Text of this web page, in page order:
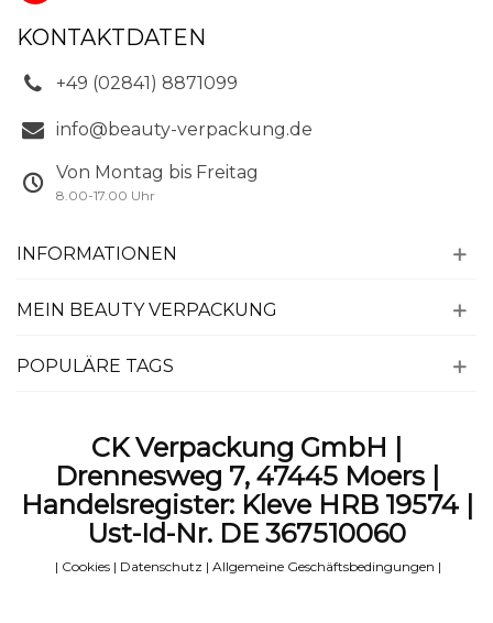
KONTAKTDATEN
+49 (02841) 8871099
info@beauty-verpackung.de
Von Montag bis Freitag
8.00-17.00 Uhr
INFORMATIONEN
MEIN BEAUTY VERPACKUNG
POPULÄRE TAGS
CK Verpackung GmbH |
Drennesweg 7, 47445 Moers |
Handelsregister: Kleve HRB 19574 |
Ust-Id-Nr. DE 367510060
| Cookies | Datenschutz | Allgemeine Geschäftsbedingungen |